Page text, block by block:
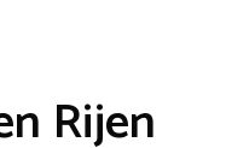
Rijen